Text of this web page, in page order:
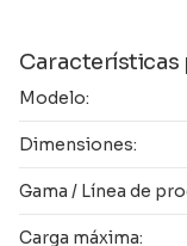
Características
Modelo:
Dimensiones:
Gama / Línea de
Carga máxima: